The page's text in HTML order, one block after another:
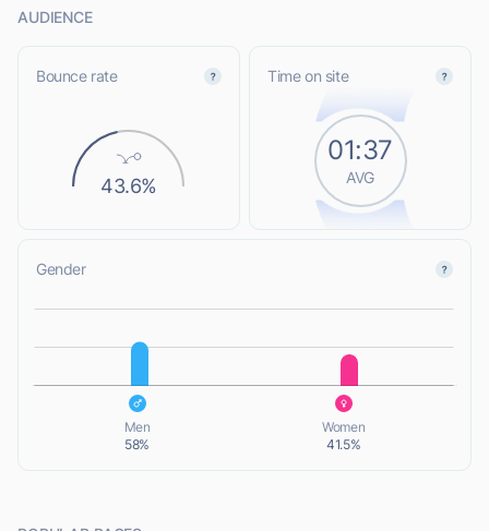
AUDIENCE
Bounce rate
43.6%
Time on site
01:37
AVG
Gender
L
Men
58%
Women
41.5%